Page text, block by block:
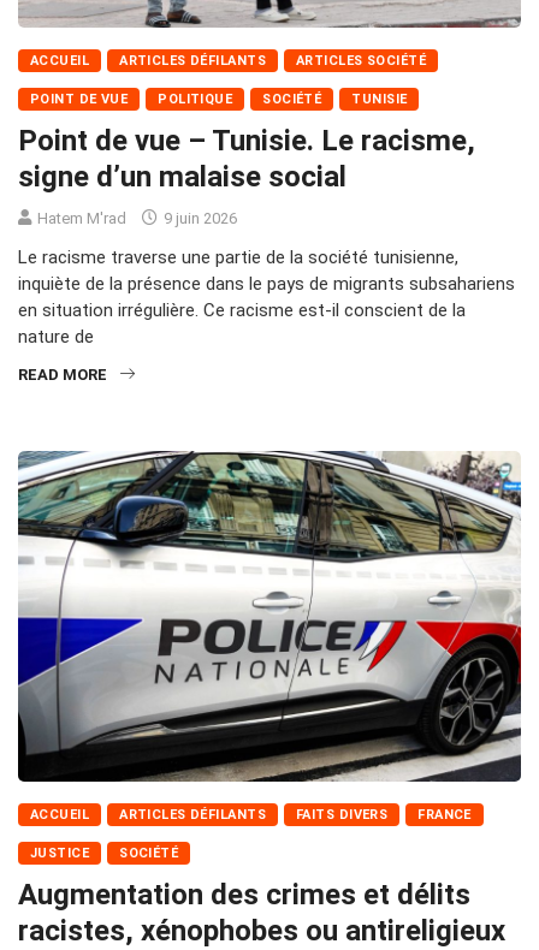
ACCUEIL ARTICLES DÉFILANTS ARTICLES SOCIÉTÉ
POINT DE VUE POLITIQUE SOCIÉTÉ TUNISIE
Point de vue – Tunisie. Le racisme,
signe d’un malaise social
Hatem M'rad 9 juin 2026
Le racisme traverse une partie de la société tunisienne,
inquiète de la présence dans le pays de migrants subsahariens
en situation irrégulière. Ce racisme est-il conscient de la
nature de
READ MORE
ACCUEIL ARTICLES DÉFILANTS FAITS DIVERS FRANCE
JUSTICE SOCIÉTÉ
Augmentation des crimes et délits
racistes, xénophobes ou antireligieux